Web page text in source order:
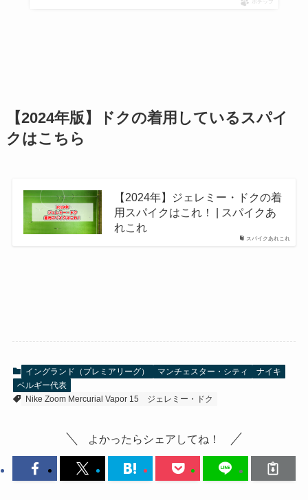
ポチップ
【2024年版】ドクの着用しているスパイ
クはこちら
スパイクあれこれ
【2024年】ジェレミー・ドクの着
用スパイクはこれ！ | スパイクあ
れこれ
イングランド（プレミアリーグ） マンチェスター・シティ
ナイキ
ベルギー代表
Nike Zoom Mercurial Vapor 15
ジェレミー・ドク
よかったらシェアしてね！